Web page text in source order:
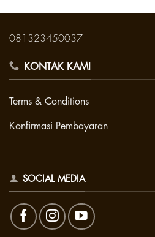
081323450037
KONTAK KAMI
Terms & Conditions
Konfirmasi Pembayaran
SOCIAL MEDIA